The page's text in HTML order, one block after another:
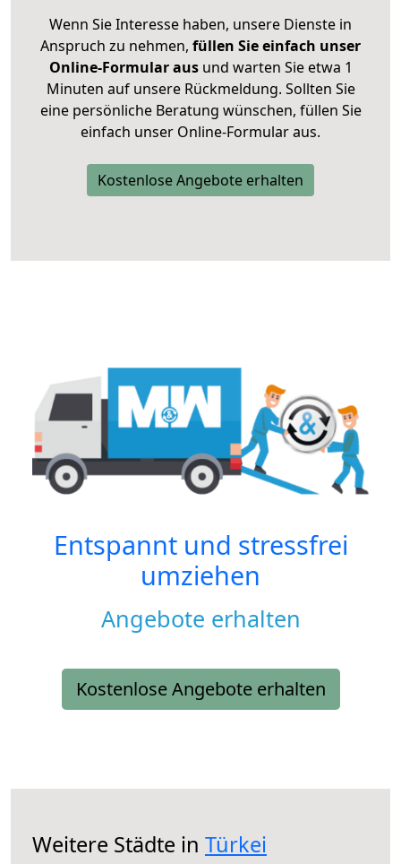
Wenn Sie Interesse haben, unsere Dienste in
Anspruch zu nehmen, füllen Sie einfach unser
Online-Formular ausund warten Sie etwa 1
Minuten auf unsere Rückmeldung. Sollten Sie
eine persönliche Beratung wünschen, füllen Sie
einfach unser Online-Formular aus.
Kostenlose Angebote erhalten
Entspannt und stressfrei
umziehen
Angebote erhalten
Kostenlose Angebote erhalten
Weitere Städte in Türkei